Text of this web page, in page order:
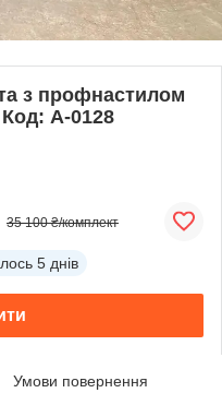
з профнастилом
А-0128
35 100 ₴/комплект
5 днів
Умови повернення